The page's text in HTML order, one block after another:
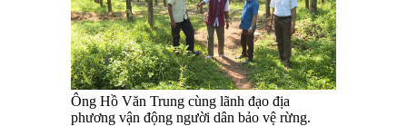
Ông Hồ Văn Trung cùng lãnh đạo địa
phương vận động người dân bảo vệ rừng.